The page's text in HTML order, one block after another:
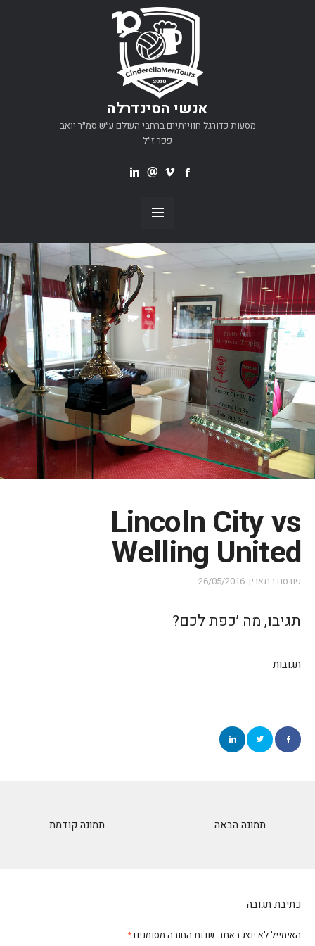
אנשי הסינדרלה
מסעות כדורגל חווייתיים ברחבי העולם ע״ש סמ״ר יואב
פפר ז״ל
Lincoln City vs
Welling United
פורסם בתאריך26/05/2016
תגיבו, מה ׳כפת לכם?
תגובות
תמונה קודמת תמונה הבאה
כתיבת תגובה
האימייל לא יוצג באתר. שדות החובה מסומנים*